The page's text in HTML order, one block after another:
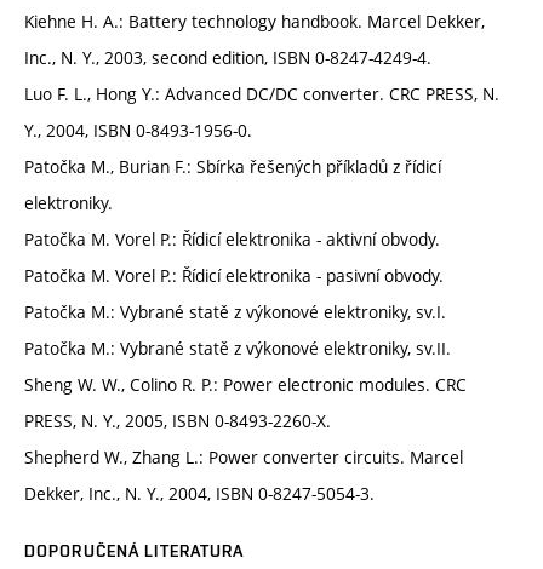
Kiehne H. A.: Battery technology handbook. Marcel Dekker,
Inc., N. Y., 2003, second edition, ISBN 0-8247-4249-4.
Luo F. L., Hong Y.: Advanced DC/DC converter. CRC PRESS, N.
Y., 2004, ISBN 0-8493-1956-0.
Patočka M., Burian F.: Sbírka řešených příkladů z řídicí
elektroniky.
Patočka M. Vorel P.: Řídicí elektronika - aktivní obvody.
Patočka M. Vorel P.: Řídicí elektronika - pasivní obvody.
Patočka M.: Vybrané statě z výkonové elektroniky, sv.I.
Patočka M.: Vybrané statě z výkonové elektroniky, sv.II.
Sheng W. W., Colino R. P.: Power electronic modules. CRC
PRESS, N. Y., 2005, ISBN 0-8493-2260-X.
Shepherd W., Zhang L.: Power converter circuits. Marcel
Dekker, Inc., N. Y., 2004, ISBN 0-8247-5054-3.
DOPORUČENÁ LITERATURA